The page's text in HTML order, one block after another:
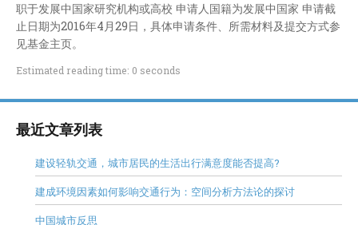
职于发展中国家研究机构或高校 申请人国籍为发展中国家 申请截
止日期为2016年4月29日，具体申请条件、所需材料及提交方式参
见基金主页。
Estimated reading time: 0 seconds
最近文章列表
建设轻轨交通，城市居民的生活出行满意度能否提高?
建成环境因素如何影响交通行为：空间分析方法论的探讨
中国城市反思